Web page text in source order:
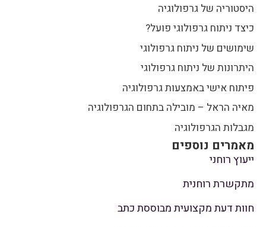
היסטוריה של גרפולוגיה
כיצד ניתוח גרפולוגי פועל?
שימושים של ניתוח גרפולוגי
היתרונות של ניתוח גרפולוגי
פיתוח אישי באמצעות גרפולוגיה
מאיה הראל – מובילה בתחום הגרפולוגיה
מגבלות הגרפולוגיה
מאמרים נוספים
ייעוץ רוחני
מתקשרת רוחנית
חוות דעת מקצועית מבוססת כתב